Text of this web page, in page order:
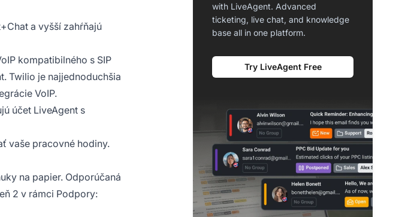
a vyšší zahŕňajú
kompatibilného s SIP
Twilio je najjednoduchšia
VoIP.
účet LiveAgent s
vaše pracovné hodiny.
na papier. Odporúčaná
2 v rámci Podpory:
with LiveAgent. Advanced
ticketing, live chat, and knowledge
base all in one platform.
Try LiveAgent Free